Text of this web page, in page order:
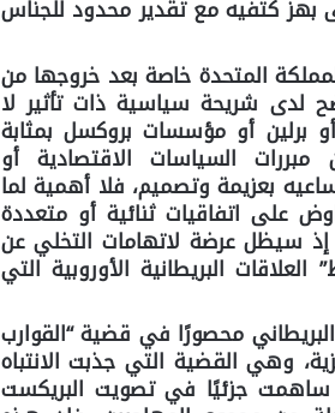
بهز كتفيه مع تقدير محدود للجناس
المتحدة خاصة بعد خروجها من
لدى شريحة سياسية ذات تأثير لا
برلين أو مؤسسات بروكسل بمثابة
السياسات الاقتصادية أو
بعزيمة وتصميم، فلا أهمية لما
على اتفاقيات ثنائية أو متعددة
إذ سيظل عرضة لاتهامات التخلي عن
البريطانية الأوروبية التي
محصورًا في قضية “القوارب
وهي القضية التي جذبت الانتباه
اللاجئين في 2015-2016، والتي ساهمت جزئيًا في تصويت البريكست